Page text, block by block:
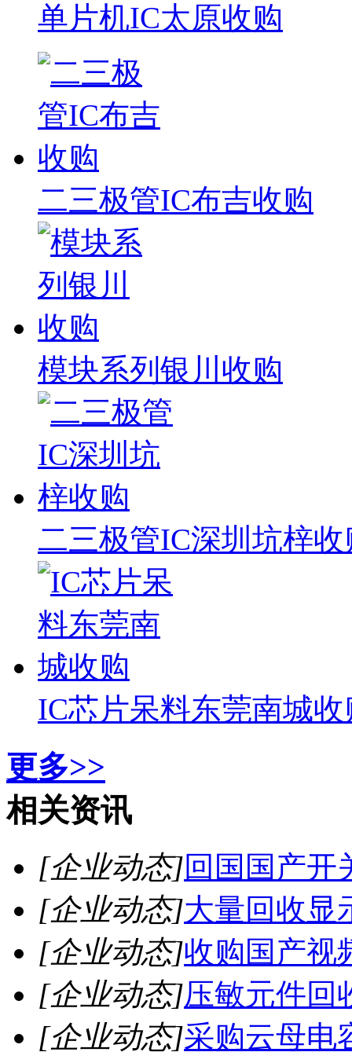
单片机IC太原收购
二三极管IC布吉收购
模块系列银川收购
二三极管IC深圳坑梓收
IC芯片呆料东莞南城收
更多>>
相关资讯
[企业动态]回国国产开
[企业动态]大量回收显
[企业动态]收购国产视
[企业动态]压敏元件回
[企业动态]采购云母电